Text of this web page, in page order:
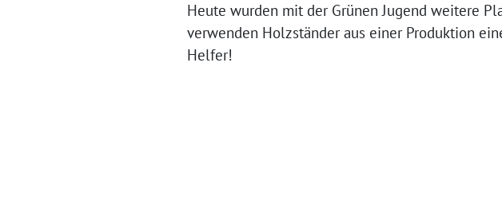
Heute wurden mit der Grünen Jugend weitere
verwenden Holzständer aus einer Produktion
Helfer!